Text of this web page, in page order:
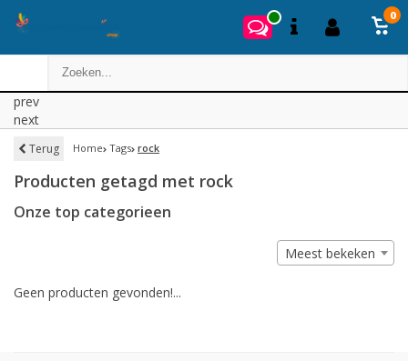
0
prev
next
Terug Home Tags rock
Producten getagd met rock
Onze top categorieen
Meest bekeken
Geen producten gevonden!...